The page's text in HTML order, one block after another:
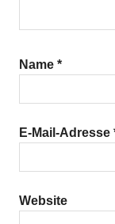
Name *
E-Mail-Adresse
Website